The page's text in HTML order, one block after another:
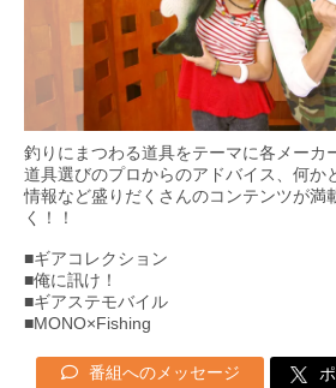
釣りにまつわる道具をテーマに各メーカ
道具選びのプロからのアドバイス、何か
情報など盛りだくさんのコンテンツが満
く！！
■ギアコレクション
■俺に訊け！
■ギアステモバイル
■MONO×Fishing
番組へのメッセージ